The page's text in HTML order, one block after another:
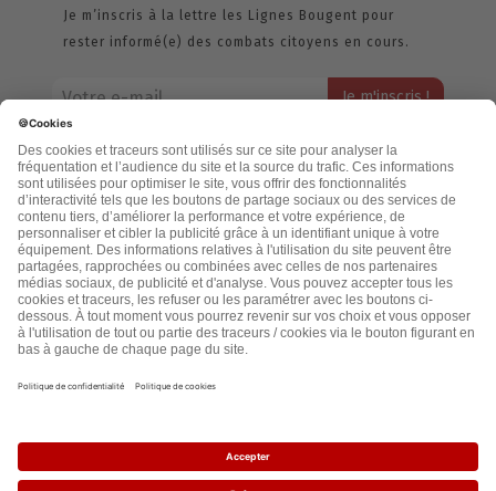
Je m’inscris à la lettre les Lignes Bougent pour
rester informé(e) des combats citoyens en cours.
jamais échangée. Pour consulter notre politique de confidentialité,
cliquez ici.
Accueil
Politique de confidentialité
Cookies